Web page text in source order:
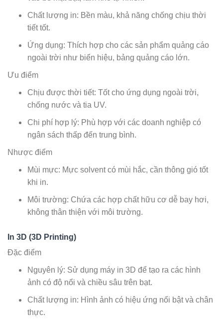
Chất lượng in: Bền màu, khả năng chống chịu thời
tiết tốt.
Ứng dụng: Thích hợp cho các sản phẩm quảng cáo
ngoài trời như biển hiệu, bảng quảng cáo lớn.
Ưu điểm
Chịu được thời tiết: Tốt cho ứng dụng ngoài trời,
chống nước và tia UV.
Chi phí hợp lý: Phù hợp với các doanh nghiệp có
ngân sách thấp đến trung bình.
Nhược điểm
Mùi mực: Mực solvent có mùi hắc, cần thông gió tốt
khi in.
Môi trường: Chứa các hợp chất hữu cơ dễ bay hơi,
không thân thiện với môi trường.
In 3D (3D Printing)
Đặc điểm
Nguyên lý: Sử dụng máy in 3D để tạo ra các hình
ảnh có độ nổi và chiều sâu trên bạt.
Chất lượng in: Hình ảnh có hiệu ứng nổi bật và chân
thực.